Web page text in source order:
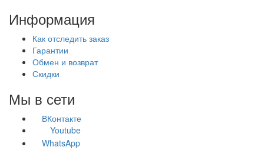
Информация
Как отследить заказ
Гарантии
Обмен и возврат
Скидки
Мы в сети
ВКонтакте
Youtube
WhatsApp